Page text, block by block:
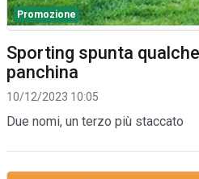
Promozione
Sporting spunta
panchina
10/12/2023 10:05
Due nomi, un terzo più staccato